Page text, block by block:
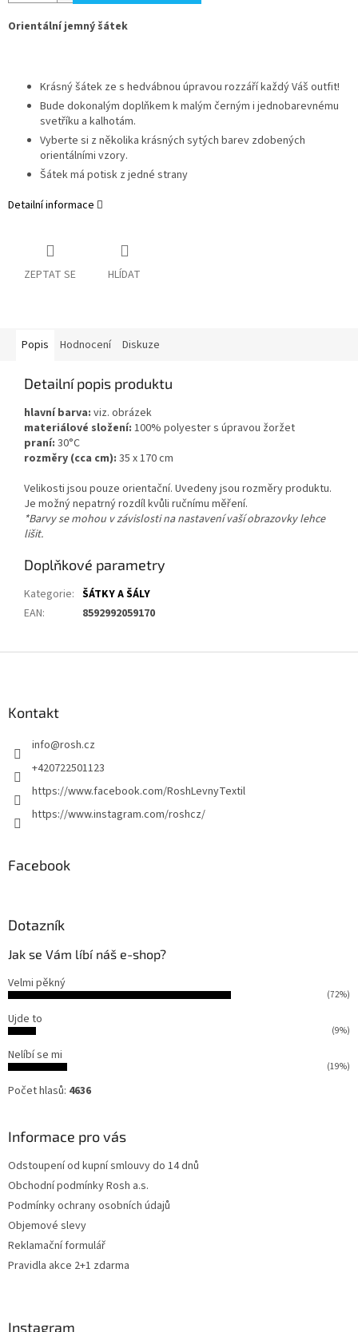
Orientální jemný šátek
Krásný šátek ze s hedvábnou úpravou rozzáří každý Váš outfit!
Bude dokonalým doplňkem k malým černým i jednobarevnému
svetříku a kalhotám.
Vyberte si z několika krásných sytých barev zdobených
orientálními vzory.
Šátek má potisk z jedné strany
Detailní informace
ZEPTAT SE HLÍDAT
Popis Hodnocení Diskuze
Detailní popis produktu
hlavní barva: viz. obrázek
materiálové složení: 100% polyester s úpravou žoržet
praní: 30°C
rozměry (cca cm): 35 x 170 cm
Velikosti jsou pouze orientační. Uvedeny jsou rozměry produktu.
Je možný nepatrný rozdíl kvůli ručnímu měření.
*Barvy se mohou v závislosti na nastavení vaší obrazovky lehce
lišit.
Doplňkové parametry
Kategorie: ŠÁTKY A ŠÁLY
EAN: 8592992059170
Kontakt
info@rosh.cz
+420722501123
https://www.facebook.com/RoshLevnyTextil
https://www.instagram.com/roshcz/
Facebook
Dotazník
Jak se Vám líbí náš e-shop?
Velmi pěkný
(72%)
Ujde to
(9%)
Nelíbí se mi
(19%)
Počet hlasů: 4636
Informace pro vás
Odstoupení od kupní smlouvy do 14 dnů
Obchodní podmínky Rosh a.s.
Podmínky ochrany osobních údajů
Objemové slevy
Reklamační formulář
Pravidla akce 2+1 zdarma
Instagram